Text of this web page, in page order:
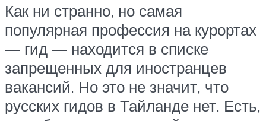
Как ни странно, но самая
популярная профессия на курортах
— гид — находится в списке
запрещенных для иностранцев
вакансий. Но это не значит, что
русских гидов в Тайланде нет. Есть,